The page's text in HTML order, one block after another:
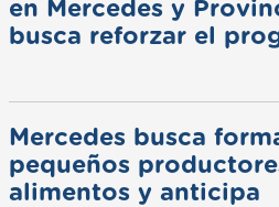
en Mercedes y
busca reforzar el
Mercedes busca
pequeños
alimentos y anticipa